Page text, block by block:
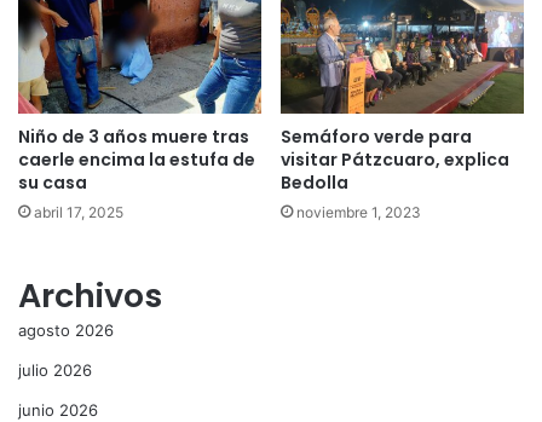
Niño de 3 años muere tras
caerle encima la estufa de
su casa
abril 17, 2025
Semáforo verde para
visitar Pátzcuaro, explica
Bedolla
noviembre 1, 2023
Archivos
agosto 2026
julio 2026
junio 2026